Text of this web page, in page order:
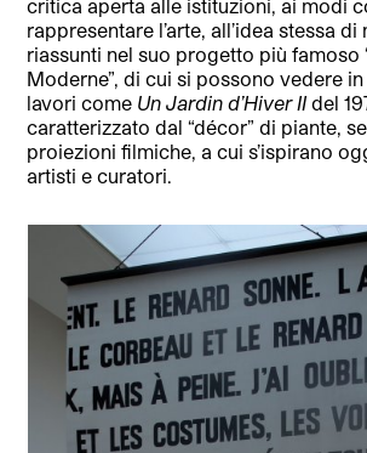
critica aperta alle istituzioni, ai modi
rappresentare l’arte, all’idea stessa
riassunti nel suo progetto più famoso
Moderne”, di cui si possono vedere
lavori come Un Jardin d’Hiver II del
caratterizzato dal “décor” di piante,
proiezioni filmiche, a cui s’ispirano
artisti e curatori.